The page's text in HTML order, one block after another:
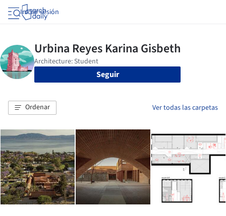
Iniciar sesión
Seguir
Ordenar Ver todas las carpetas